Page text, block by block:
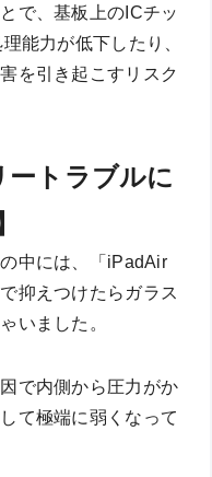
で、基板上のICチッ
能力が低下したり、
を引き起こすリスク
ートラブルに
中には、「iPadAir
抑えつけたらガラス
いました。
で内側から圧力がか
て極端に弱くなって